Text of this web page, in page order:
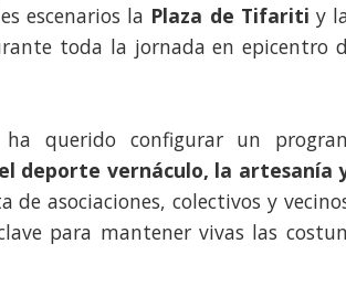
escenarios la Plaza de Tifariti y
toda la jornada en epicentro
ha querido configurar un
deporte vernáculo, la artesanía
de asociaciones, colectivos y
para mantener vivas las